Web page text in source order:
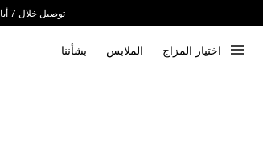
توصيل خلال 7 أيام إلى جميع دول الخليج
اختيار المزاج الملابس بشأننا